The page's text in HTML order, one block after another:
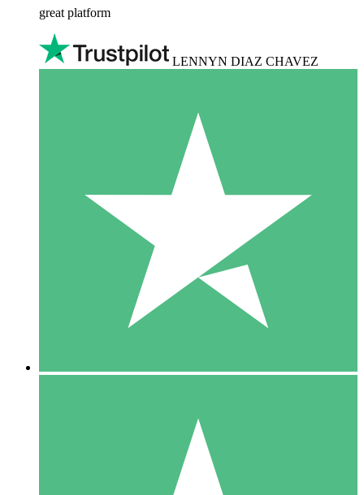
great platform
LENNYN DIAZ CHAVEZ